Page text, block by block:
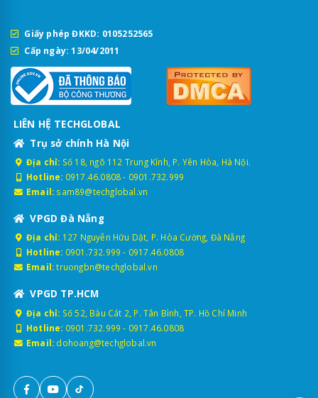
Giấy phép ĐKKD: 0105252565
Cấp ngày: 13/04/2011
LIÊN HỆ TECHGLOBAL
Trụ sở chính Hà Nội
Địa chỉ: Số 18, ngõ 112 Trung Kính, P. Yên Hòa, Hà Nội.
Hotline: 0917.46.0808- 0901.732.999
Email: sam89@techglobal.vn
VPGD Đà Nẵng
Địa chỉ: 127 Nguyễn Hữu Dật, P. Hòa Cường, Đà Nẵng
Hotline: 0901.732.999 - 0917.46.0808
Email: truongbn@techglobal.vn
VPGD TP.HCM
Địa chỉ: Số 52, Bàu Cát 2, P. Tân Bình, TP. Hồ Chí Minh
Hotline: 0901.732.999 - 0917.46.0808
Email: dohoang@techglobal.vn